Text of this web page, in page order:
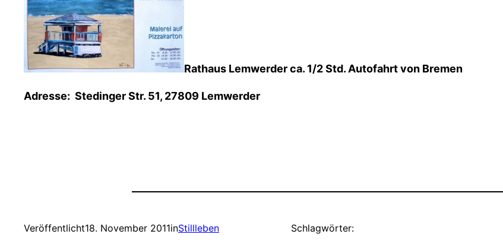
Rathaus Lemwerder ca. 1/2 Std. Autofahrt von Bremen
Adresse: Stedinger Str. 51, 27809 Lemwerder
Veröffentlicht18. November 2011inStillleben Schlagwörter: